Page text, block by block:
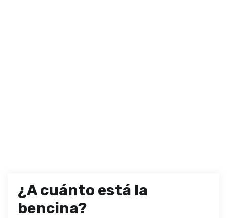
¿A cuánto está la
bencina?